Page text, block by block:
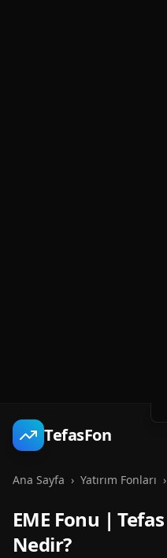
TefasFon
Ana Sayfa › Yatırım Fonları ›
EME Fonu | Tefas
Nedir?